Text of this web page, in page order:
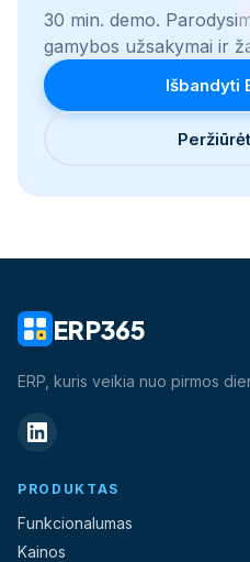
30 min. demo.
gamybos užsakymai ir
Išbandyti
ERP365
ERP, kuris veikia nuo pirmos
PRODUKTAS
Funkcionalumas
Kainos